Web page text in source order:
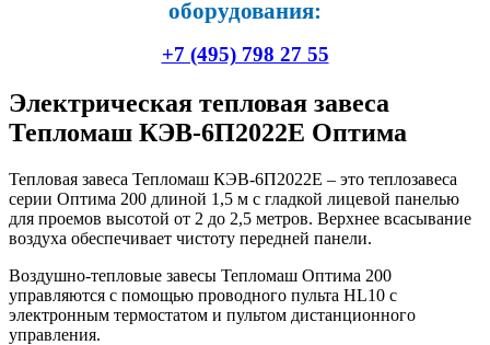
оборудования:
+7 (495) 798 27 55
Электрическая тепловая завеса
Тепломаш КЭВ-6П2022Е Оптима
Тепловая завеса Тепломаш КЭВ-6П2022Е – это теплозавеса
серии Оптима 200 длиной 1,5 м с гладкой лицевой панелью
для проемов высотой от 2 до 2,5 метров. Верхнее всасывание
воздуха обеспечивает чистоту передней панели.
Воздушно-тепловые завесы Тепломаш Оптима 200
управляются с помощью проводного пульта HL10 с
электронным термостатом и пультом дистанционного
управления.